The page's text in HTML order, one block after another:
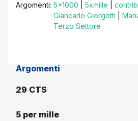
Argomenti: 5x1000 5xmille
Giancarlo Giorgetti
Terzo Settore
Argomenti
29 CTS
5 per mille